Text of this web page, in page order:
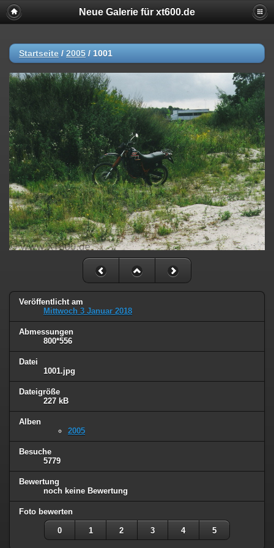
Neue Galerie für xt600.de
Startseite / 2005 / 1001
Veröffentlicht am
Mittwoch 3 Januar 2018
Abmessungen
800*556
Datei
1001.jpg
Dateigröße
227 kB
Alben
2005
Besuche
5779
Bewertung
noch keine Bewertung
Foto bewerten
0 1 2 3 4 5